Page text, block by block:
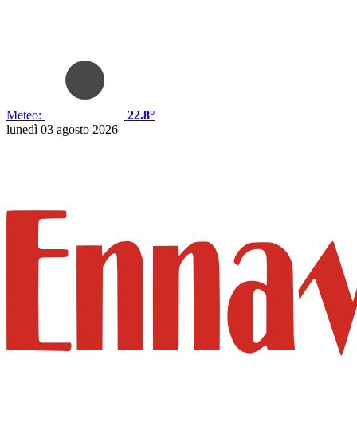
Meteo:
22.8°
lunedì 03 agosto 2026